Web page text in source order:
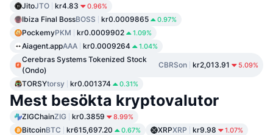
JitoJTO kr4.83 0.96%
Ibiza Final BossBOSS kr0.0009865 0.97%
PockemyPKM kr0.0009902 1.09%
Aiagent.appAAA kr0.0009264 1.04%
Cerebras Systems Tokenized Stock
(Ondo)
CBRSon kr2,013.91 5.09%
TORSYtorsy kr0.001374 0.31%
Mest besökta kryptovalutor
ZIGChainZIG kr0.3859 8.99%
BitcoinBTC kr615,697.20 0.67% XRPXRP kr9.98 1.07%